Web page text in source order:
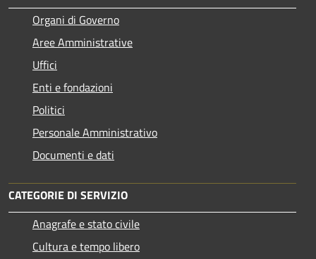
Organi di Governo
Aree Amministrative
Uffici
Enti e fondazioni
Politici
Personale Amministrativo
Documenti e dati
CATEGORIE DI SERVIZIO
Anagrafe e stato civile
Cultura e tempo libero